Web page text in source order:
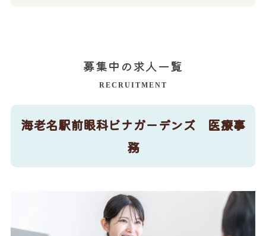
募集中の求人一覧
RECRUITMENT
海老名駅前眼科ビナガーデンズ 医療事
務